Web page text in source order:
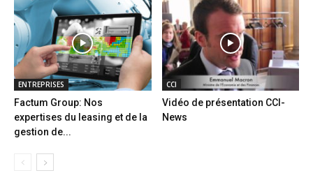
ENTREPRISES
Factum Group: Nos
expertises du leasing et de la
gestion de...
CCI
Vidéo de présentation CCI-
News